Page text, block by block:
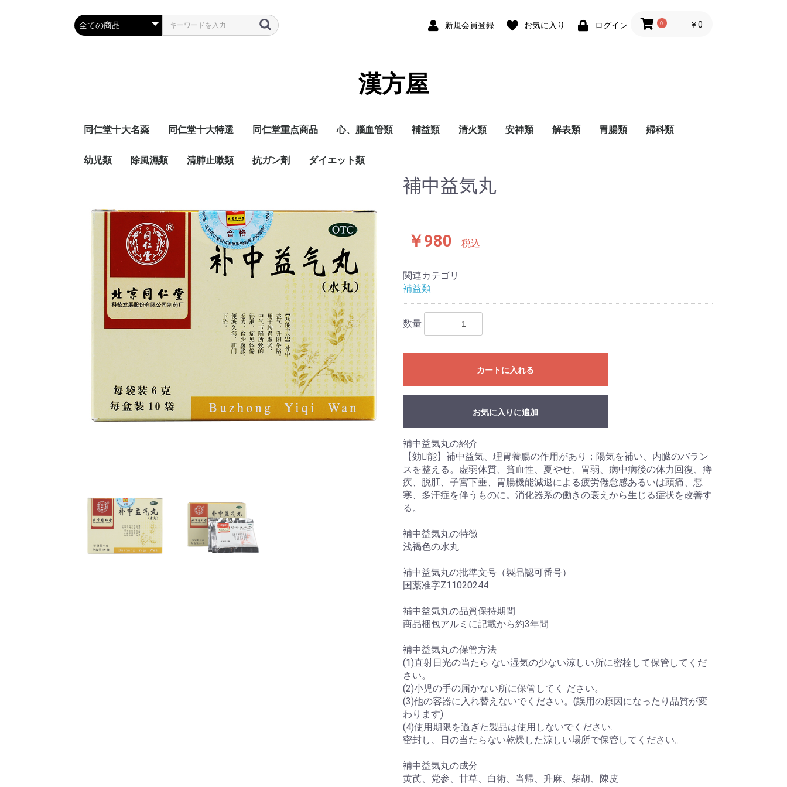
新規会員登録 お気に入り ログイン 0 ￥0
漢方屋
同仁堂十大名薬 同仁堂十大特選 同仁堂重点商品 心、腦血管類 補益類 清火類 安神類 解表類 胃腸類 婦科類
幼児類 除風濕類 清肺止嗽類 抗ガン劑 ダイエット類
補中益気丸
￥980 税込
関連カテゴリ
補益類
数量
カートに入れる
お気に入りに追加
補中益気丸の紹介
【効能】補中益気、理胃養腸の作用があり；陽気を補い、内臓のバラン
スを整える。虚弱体質、貧血性、夏やせ、胃弱、病中病後の体力回復、痔
疾、脱肛、子宮下垂、胃腸機能減退による疲労倦怠感あるいは頭痛、悪
寒、多汗症を伴うものに。消化器系の働きの衰えから生じる症状を改善す
る。
補中益気丸の特徴
浅褐色の水丸
補中益気丸の批準文号（製品認可番号）
国薬准字Z11020244
補中益気丸の品質保持期間
商品梱包アルミに記載から約3年間
補中益気丸の保管方法
(1)直射日光の当たら ない湿気の少ない涼しい所に密栓して保管してくだ
さい。
(2)小児の手の届かない所に保管してく ださい。
(3)他の容器に入れ替えないでください。(誤用の原因になったり品質が変
わります)
(4)使用期限を過ぎた製品は使用しないでください.
密封し、日の当たらない乾燥した涼しい場所で保管してください。
補中益気丸の成分
黄芪、党参、甘草、白術、当帰、升麻、柴胡、陳皮